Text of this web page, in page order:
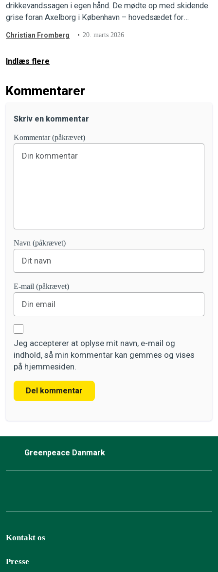
drikkevandssagen i egen hånd. De mødte op med skidende
grise foran Axelborg i København – hovedsædet for
reklamer med store, røde advarselssymboler.
Christian Fromberg 20. marts 2026
Indlæs flere
Kommentarer
Skriv en kommentar
Kommentar (påkrævet)
Navn (påkrævet)
E-mail (påkrævet)
Jeg accepterer at oplyse mit navn, e-mail og
indhold, så min kommentar kan gemmes og vises
på hjemmesiden.
Del kommentar
Greenpeace Danmark
Kontakt os
Presse